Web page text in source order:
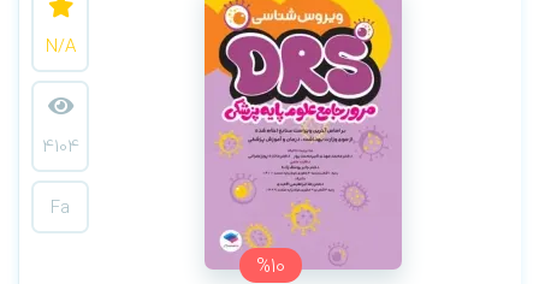
%10
N/A
4104
Fa